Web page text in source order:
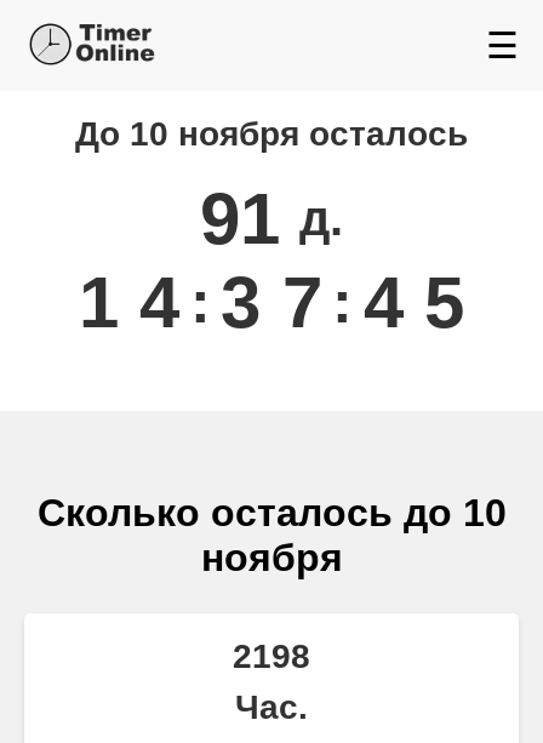
☰
Сколько осталось до Ноября
До 10 ноября осталось
91 д.
1 4 : 3 7 : 4 5
Сколько осталось до 10
ноября
2198
Час.